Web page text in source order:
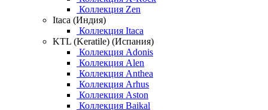
Коллекция Zen
Itaca (Индия)
Коллекция Itaca
KTL (Keratile) (Испания)
Коллекция Adonis
Коллекция Alen
Коллекция Anthea
Коллекция Arhus
Коллекция Aston
Коллекция Baikal